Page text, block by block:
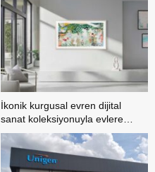
İkonik kurgusal evren dijital
sanat koleksiyonuyla evlere
konuk oluyor